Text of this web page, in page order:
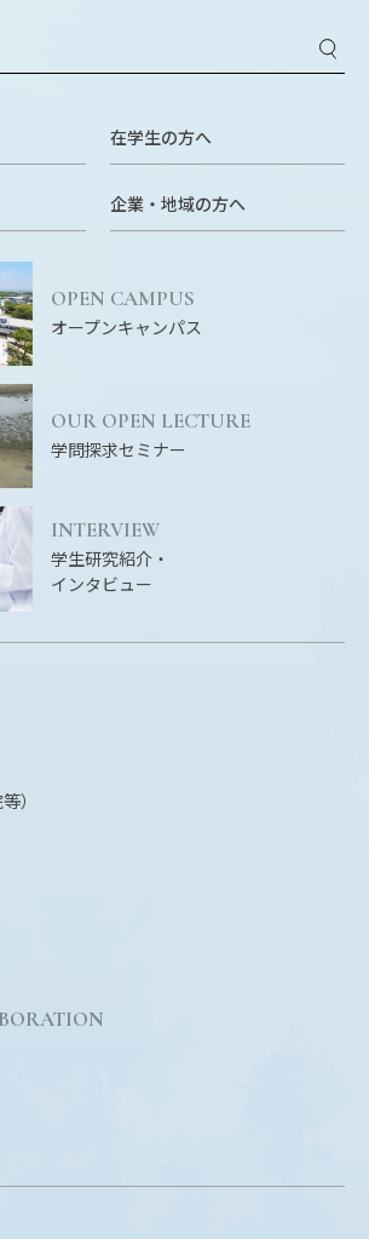
在学生の方へ
企業・地域の方へ
OPEN CAMPUS
オープンキャンパス
OUR OPEN LECTURE
学問探求セミナー
INTERVIEW
学生研究紹介・
インタビュー
）